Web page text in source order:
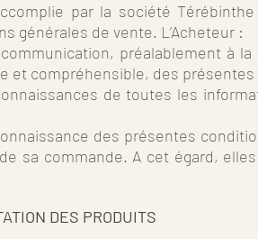
par la société
générales de vente. L’Acheteur :
préalablement à
et compréhensible, des
de toutes les
des présentes
sa commande. A cet égard,
DES PRODUITS